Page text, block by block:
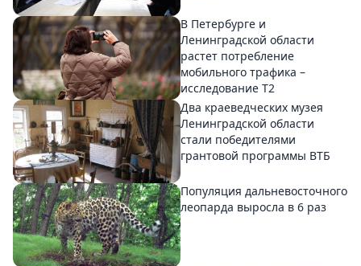
В Петербурге и
Ленинградской области
растет потребление
мобильного трафика –
исследование T2
Два краеведческих музея
Ленинградской области
стали победителями
грантовой программы ВТБ
Популяция дальневосточного
леопарда выросла в 6 раз